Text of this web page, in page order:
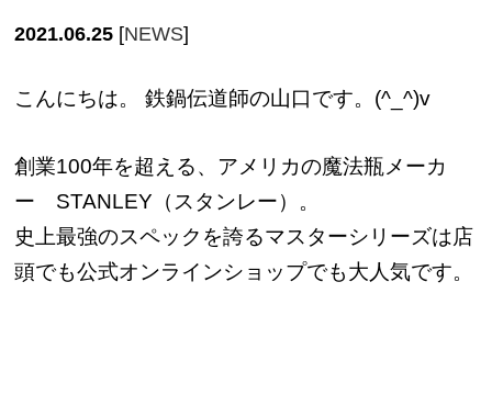
2021.06.25 [NEWS]
こんにちは。 鉄鍋伝道師の山口です。(^_^)v
創業100年を超える、アメリカの魔法瓶メーカ
ー STANLEY（スタンレー）。
史上最強のスペックを誇るマスターシリーズは店
頭でも公式オンラインショップでも大人気です。